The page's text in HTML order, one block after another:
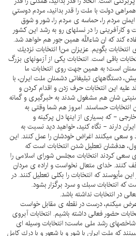
همراهى دولت با ملت را قدر بدانيد، مردم دوستىِ
مردم را، حماسه ى مردم را، شور و شوق
و كارآفرينى را در نسلهاى رو به رشد اين كشور
كند كه ان شاءاللَّه همين جور هم خواهد شد.
بگويم. عزيزان من! انتخابات نزديك
باقى است. انتخابات يكى از آزمونهاى بزرگ
است؛ به همين جهت روى انتخابات ما
دستگاههاى تبليغاتى دشمنان ملت ايران، با
اين انتخابات حرف زدن و اقدام كردن و
شان هم مشغول شدند به خبرگيرى و گمانه
انتخابات حساسند. امروز هم شما وقتى به
- كه بسيارى از اينها دل پركينه و
دارند - نگاه كنيد، خواهيد ديد نسبت به
و سعى ميكنند اغراض خودشان را عمل كنند. اين
هدفشان تعطيل شدن انتخابات است كه
سعى كردند انتخابات مجلس شوراى اسلامى را
كنند. خداى متعال نخواست و اراده ى مردان
مأيوسند كه انتخابات را بكلى تعطيل كنند. در
كه انتخابات سبك و سرد برگزار بشود.
در انتخابات نداشته باشد.
ميكنم، درست در نقطه ى مقابل خواست
حضور فعالى داشته باشيم. انتخابات آبروى
رشد ملى ماست؛ انتخابات وسيله اى
كه ملت ايران با شور و با شعور و با درك كامل